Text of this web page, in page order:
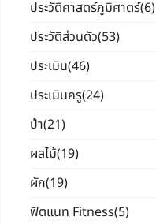
ประวัติศาสตร์ภูมิศาตร์(6)
ประวัติส่วนตัว(53)
ประเมิน(46)
ประเมินครู(24)
ป่า(21)
ผลไม้(19)
ผัก(19)
ฟิตแนท Fitness(5)